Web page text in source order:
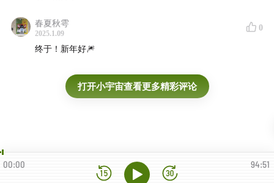
春夏秋雩
2025.1.09
0
终于！新年好🎆
打开小宇宙查看更多精彩评论
00:00 94:51